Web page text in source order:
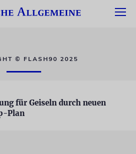
© FLASH90 2025
für Geiseln durch neuen
Plan